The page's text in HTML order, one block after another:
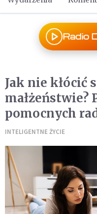
Radio
Jak nie kłócić
małżeństwie?
pomocnych
INTELIGENTNE ŻYCIE